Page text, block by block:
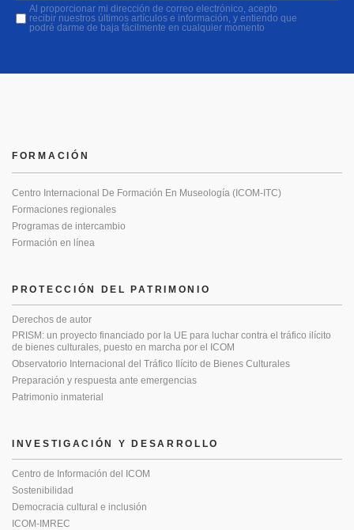
Al proporcionar mi dirección de correo electrónico, acepto
recibir nuestros últimos artículos e información, y entiendo que
podré darme de baja fácilmente en cualquier momento
PROTECCIÓN DEL PATRIMONIO
Derechos de autor
PRISM: un proyecto financiado por la UE para luchar contra el tráfico ilícito
de bienes culturales, puesto en marcha por el ICOM
Observatorio Internacional del Tráfico Ilícito de Bienes Culturales
Preparación y respuesta ante emergencias
Patrimonio inmaterial
FORMACIÓN
Centro Internacional De Formación En Museología (ICOM-ITC)
Formaciones regionales
Programas de intercambio
Formación en línea
INVESTIGACIÓN Y DESARROLLO
Centro de Información del ICOM
Sostenibilidad
Democracia cultural e inclusión
ICOM-IMREC